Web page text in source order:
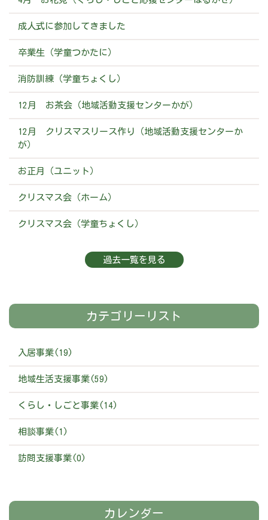
成人式に参加してきました
卒業生（学童つかたに）
消防訓練（学童ちょくし）
12月 お茶会（地域活動支援センターかが）
12月 クリスマスリース作り（地域活動支援センターか
が）
お正月（ユニット）
クリスマス会（ホーム）
クリスマス会（学童ちょくし）
過去一覧を見る
カテゴリーリスト
入居事業(19)
地域生活支援事業(59)
くらし・しごと事業(14)
相談事業(1)
訪問支援事業(0)
カレンダー